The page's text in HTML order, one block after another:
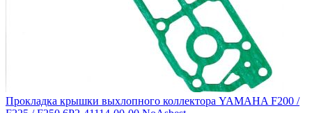
Прокладка крышки выхлопного коллектора YAMAHA F200 /